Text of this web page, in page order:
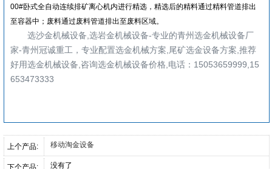
00#卧式全自动连续排矿离心机内进行精选，精选后的精料通过精料管道排出
至容器中；废料通过废料管道排出至废料区域。
选沙金机械设备,选岩金机械设备-专业的青州选金机械设备厂
家-青州冠诚重工，专业配置选金机械方案,尾矿选金设备方案,推荐
好用选金机械设备,咨询选金机械设备价格,电话：15053659999,15
653473333
上个产品: 移动淘金设备
下个产品: 没有了